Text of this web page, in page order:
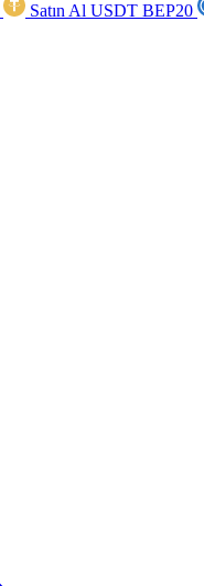
Satın Al USDT BEP20